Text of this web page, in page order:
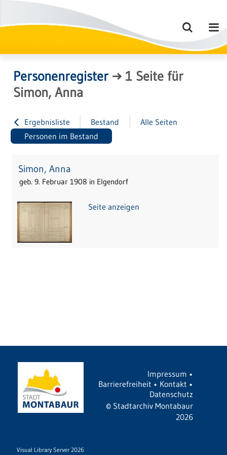
Personenregister→1 Seite für
Simon, Anna
Ergebnisliste Bestand
Alle Seiten
Personen im Bestand
Simon, Anna
geb. 9. Februar 1908 in Elgendorf
Seite anzeigen
Impressum •
Barrierefreiheit • Kontakt •
Datenschutz
© Stadtarchiv Montabaur
2026
Visual Library Server 2026